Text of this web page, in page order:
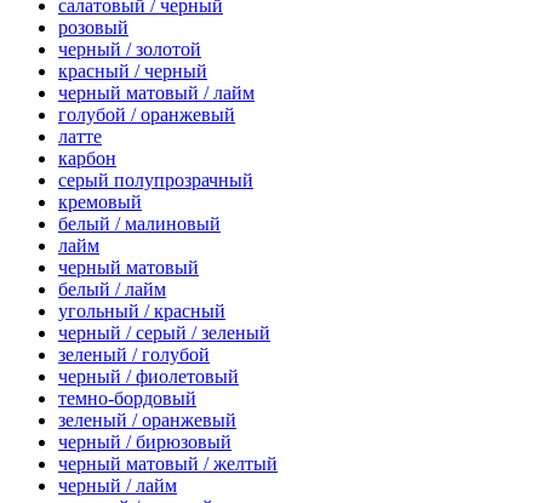
салатовый / черный
розовый
черный / золотой
красный / черный
черный матовый / лайм
голубой / оранжевый
латте
карбон
серый полупрозрачный
кремовый
белый / малиновый
лайм
черный матовый
белый / лайм
угольный / красный
черный / серый / зеленый
зеленый / голубой
черный / фиолетовый
темно-бордовый
зеленый / оранжевый
черный / бирюзовый
черный матовый / желтый
черный / лайм